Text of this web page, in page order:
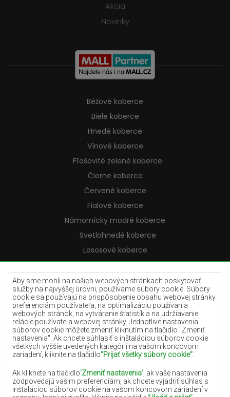
Aby sme mohli na našich webových stránkach poskytovať
služby na najvyššej úrovni, používame súbory cookie. Súbory
cookie sa používajú na prispôsobenie obsahu webovej stránky
preferenciám používateľa, na optimalizáciu používania
webových stránok, na vytváranie štatistík a na udržiavanie
relácie používateľa webovej stránky. Jednotlivé nastavenia
súborov cookie môžete zmeniť kliknutím na tlačidlo "Zmeniť
nastavenia". Ak chcete súhlasiť s inštaláciou súborov cookie
všetkých vyššie uvedených kategórií na vašom koncovom
zariadení, kliknite na tlačidlo"Prijať všetky súbory cookie"
Ak kliknete na tlačidlo'Zmeniť nastavenia' , ak vaše nastavenia
zodpovedajú vašim preferenciám, ak chcete vyjadriť súhlas s
inštaláciou súborov cookie na vašom koncovom zariadení v
Akcia
Novinky
Béžové koberce
Biele koberce
Hnedé koberce
Vínové koberce
Fľašovité zelené koberce
Čierne koberce
Červené koberce
Fialové koberce
Námornícky modré koberce
Svetlohnedé koberce
Lososové koberce
Krémové koberce
Lilac koberce
Žlté koberce
Mätové koberce
Modré koberce
Oranžové koberce
Ružové koberce
Šedé koberce
Terakotové koberce